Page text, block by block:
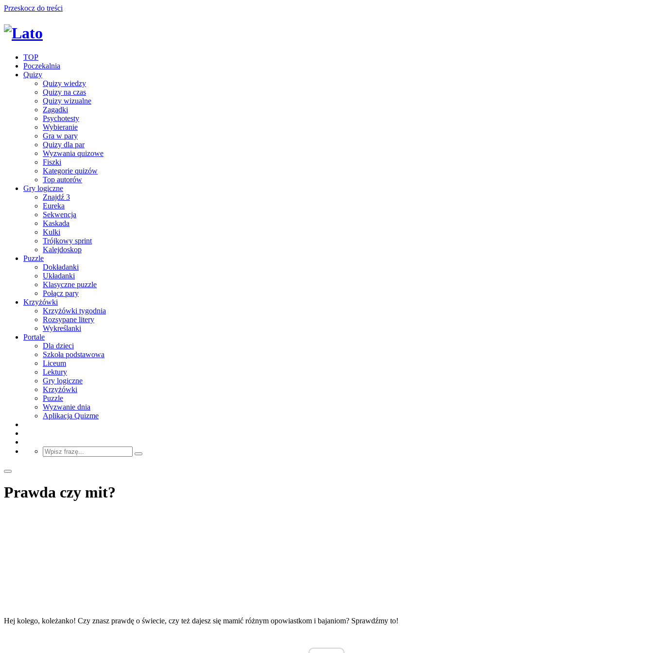
Przeskocz do treści
TOP
Poczekalnia
Quizy
Quizy wiedzy
Quizy na czas
Quizy wizualne
Zagadki
Psychotesty
Wybieranie
Gra w pary
Quizy dla par
Wyzwania quizowe
Fiszki
Kategorie quizów
Top autorów
Gry logiczne
Znajdź 3
Eureka
Sekwencja
Kaskada
Kulki
Trójkowy sprint
Kalejdoskop
Puzzle
Dokładanki
Układanki
Klasyczne puzzle
Połącz pary
Krzyżówki
Krzyżówki tygodnia
Rozsypane litery
Wykreślanki
Portale
Dla dzieci
Szkoła podstawowa
Liceum
Lektury
Gry logiczne
Krzyżówki
Puzzle
Wyzwanie dnia
Aplikacja Quizme
Prawda czy mit?
Hej kolego, koleżanko! Czy znasz prawdę o świecie, czy też dajesz się mamić różnym opowiastkom i bajaniom? Sprawdźmy to!